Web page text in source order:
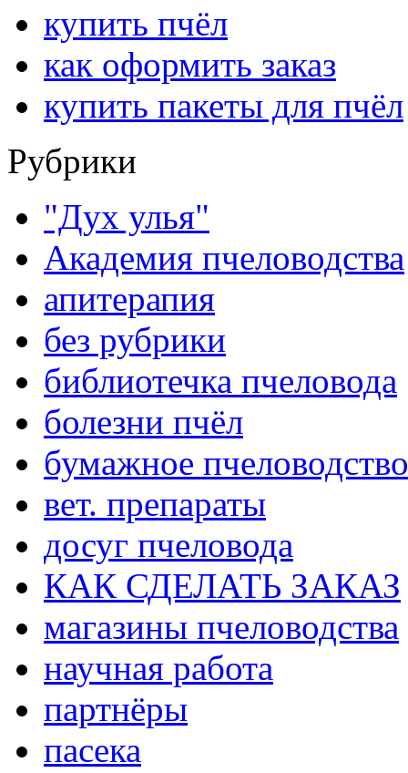
купить пчёл
как оформить заказ
купить пакеты для пчёл
Рубрики
"Дух улья"
Академия пчеловодства
апитерапия
без рубрики
библиотечка пчеловода
болезни пчёл
бумажное пчеловодство
вет. препараты
досуг пчеловода
КАК СДЕЛАТЬ ЗАКАЗ
магазины пчеловодства
научная работа
партнёры
пасека